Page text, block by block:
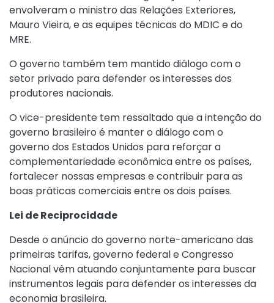
envolveram o ministro das Relações Exteriores,
Mauro Vieira, e as equipes técnicas do MDIC e do
MRE.
O governo também tem mantido diálogo com o
setor privado para defender os interesses dos
produtores nacionais.
O vice-presidente tem ressaltado que a intenção do
governo brasileiro é manter o diálogo com o
governo dos Estados Unidos para reforçar a
complementariedade econômica entre os países,
fortalecer nossas empresas e contribuir para as
boas práticas comerciais entre os dois países.
Lei de Reciprocidade
Desde o anúncio do governo norte-americano das
primeiras tarifas, governo federal e Congresso
Nacional vêm atuando conjuntamente para buscar
instrumentos legais para defender os interesses da
economia brasileira.